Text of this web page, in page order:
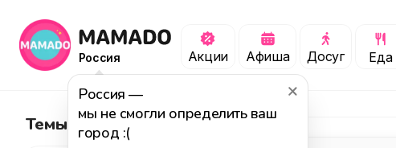
Россия
Россия —
мы не смогли определить ваш
город :(
Акции Афиша Досуг Еда
Темы